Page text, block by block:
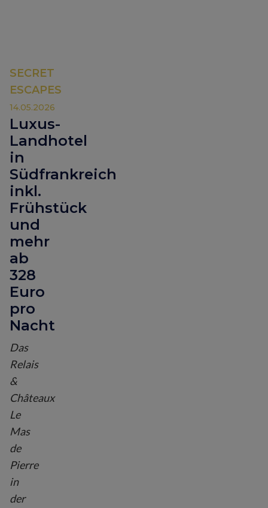
SECRET
ESCAPES
14.05.2026
Luxus-
Landhotel
in
Südfrankreich
inkl.
Frühstück
und
mehr
ab
328
Euro
pro
Nacht
Das
Relais
&
Châteaux
Le
Mas
de
Pierre
in
der